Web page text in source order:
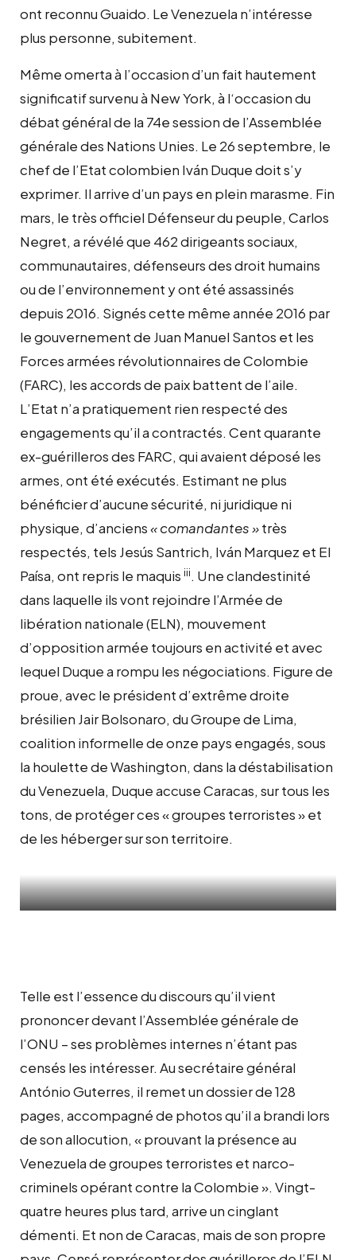
ont reconnu Guaido. Le Venezuela n’intéresse
plus personne, subitement.
Même omerta à l’occasion d’un fait hautement
significatif survenu à New York, à l‘occasion du
débat général de la 74e session de l’Assemblée
générale des Nations Unies. Le 26 septembre, le
chef de l’Etat colombien Iván Duque doit s’y
exprimer. Il arrive d’un pays en plein marasme. Fin
mars, le très officiel Défenseur du peuple, Carlos
Negret, a révélé que 462 dirigeants sociaux,
communautaires, défenseurs des droit humains
ou de l’environnement y ont été assassinés
depuis 2016. Signés cette même année 2016 par
le gouvernement de Juan Manuel Santos et les
Forces armées révolutionnaires de Colombie
(FARC), les accords de paix battent de l’aile.
L’Etat n’a pratiquement rien respecté des
engagements qu’il a contractés. Cent quarante
ex-guérilleros des FARC, qui avaient déposé les
armes, ont été exécutés. Estimant ne plus
bénéficier d’aucune sécurité, ni juridique ni
physique, d’anciens« comandantes »très
respectés, tels Jesús Santrich, Iván Marquez et El
Paísa, ont repris le maquis iii. Une clandestinité
dans laquelle ils vont rejoindre l’Armée de
libération nationale (ELN), mouvement
d’opposition armée toujours en activité et avec
lequel Duque a rompu les négociations. Figure de
proue, avec le président d’extrême droite
brésilien Jair Bolsonaro, du Groupe de Lima,
coalition informelle de onze pays engagés, sous
la houlette de Washington, dans la déstabilisation
du Venezuela, Duque accuse Caracas, sur tous les
tons, de protéger ces « groupes terroristes » et
de les héberger sur son territoire.
Telle est l’essence du discours qu’il vient
prononcer devant l’Assemblée générale de
l’ONU – ses problèmes internes n’étant pas
censés les intéresser. Au secrétaire général
António Guterres, il remet un dossier de 128
pages, accompagné de photos qu’il a brandi lors
de son allocution, « prouvant la présence au
Venezuela de groupes terroristes et narco-
criminels opérant contre la Colombie ». Vingt-
quatre heures plus tard, arrive un cinglant
démenti. Et non de Caracas, mais de son propre